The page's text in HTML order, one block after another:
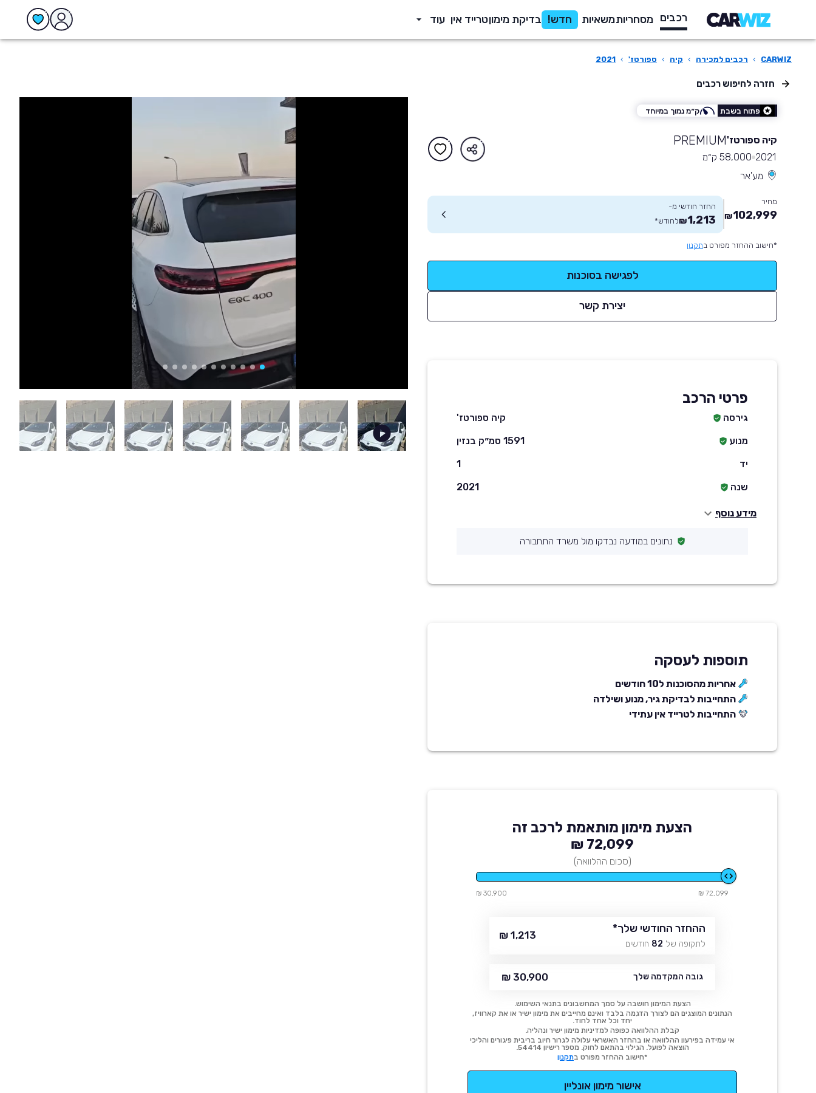
רכבים מסחריותמשאיות חדש! בדיקת מימוןטרייד אין עוד
CARWIZ
› רכבים למכירה › קיה › ספורטז' ›
2021
חזרה לחיפוש רכבים
פתוח בשבת ק״מ נמוך במיוחד
קיה ספורטז'PREMIUM
2021 58,000 ק״מ
מע'אר
מחיר
102,999
₪
החזר חודשי מ-
1,213
₪לחודש*
*חישוב ההחזר מפורט בתקנון
לפגישה בסוכנות
יצירת קשר
פרטי הרכב
גירסה
קיה ספורטז'
מנוע
1591 סמ״ק בנזין
יד
1
שנה
2021
מידע נוסף
נתונים במודעה נבדקו מול משרד התחבורה
תוספות לעסקה
אחריות מהסוכנות ל10 חודשים
התחייבות לבדיקת גיר, מנוע ושילדה
התחייבות לטרייד אין עתידי
הצעת מימון מותאמת לרכב זה
72,099 ₪
(סכום ההלוואה)
72,099 ₪
30,900 ₪
ההחזר החודשי שלך*
לתקופה של 82 חודשים
1,213 ₪
גובה המקדמה שלך 30,900 ₪
הצעת המימון חושבה על סמך המחשבונים בתנאי השימוש.
הנתונים המוצגים הם לצורך הדגמה בלבד ואינם מחייבים את מימון ישיר או את קארוויז,
יחד וכל אחד לחוד.
קבלת ההלוואה כפופה למדיניות מימון ישיר ונהליה.
אי עמידה בפירעון ההלוואה או בהחזר האשראי עלולה לגרור חיוב בריבית פיגורים והליכי
הוצאה לפועל. הגילוי בהתאם לחוק. מספר רישיון 54414.
*חישוב ההחזר מפורט בתקנון
אישור מימון אונליין